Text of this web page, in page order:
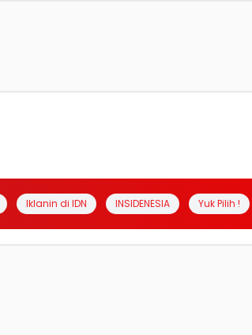
Iklanin di IDN INSIDENESIA Yuk Pilih !